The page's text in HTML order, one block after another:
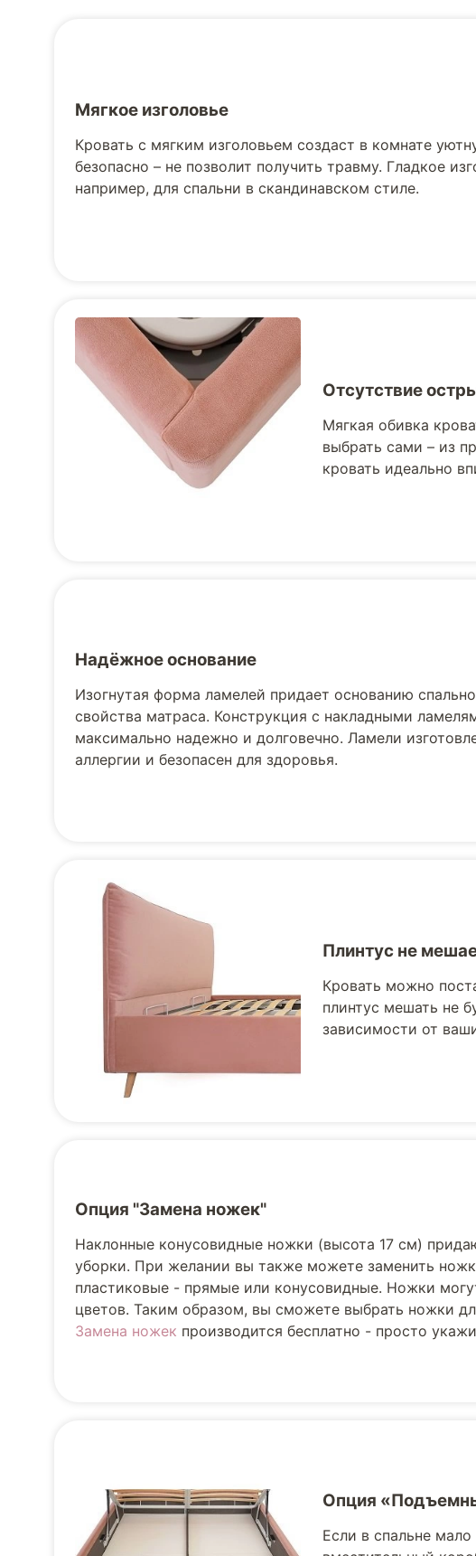
Мягкое изголовье
Кровать с мягким изголовьем создаст в комнате
безопасно – не позволит получить травму. Гладкое
например, для спальни в скандинавском стиле.
Отсутствие
Мягкая обивка
выбрать сами – из
кровать идеально
Надёжное основание
Изогнутая форма ламелей придает основанию
свойства матраса. Конструкция с накладными
максимально надежно и долговечно. Ламели
аллергии и безопасен для здоровья.
Плинтус не
Кровать можно
плинтус мешать не
зависимости от
Опция "Замена ножек"
Наклонные конусовидные ножки (высота 17 см)
уборки. При желании вы также можете заменить
пластиковые - прямые или конусовидные. Ножки
цветов. Таким образом, вы сможете выбрать ножки
Замена ножек производится бесплатно - просто
Опция
Если в спальне